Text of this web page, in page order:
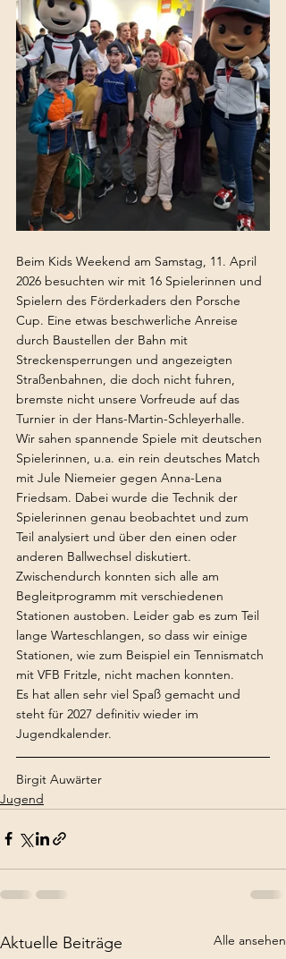
Beim Kids Weekend am Samstag, 11. April
2026 besuchten wir mit 16 Spielerinnen und
Spielern des Förderkaders den Porsche
Cup. Eine etwas beschwerliche Anreise
durch Baustellen der Bahn mit
Streckensperrungen und angezeigten
Straßenbahnen, die doch nicht fuhren,
bremste nicht unsere Vorfreude auf das
Turnier in der Hans-Martin-Schleyerhalle.
Wir sahen spannende Spiele mit deutschen
Spielerinnen, u.a. ein rein deutsches Match
mit Jule Niemeier gegen Anna-Lena
Friedsam. Dabei wurde die Technik der
Spielerinnen genau beobachtet und zum
Teil analysiert und über den einen oder
anderen Ballwechsel diskutiert.
Zwischendurch konnten sich alle am
Begleitprogramm mit verschiedenen
Stationen austoben. Leider gab es zum Teil
lange Warteschlangen, so dass wir einige
Stationen, wie zum Beispiel ein Tennismatch
mit VFB Fritzle, nicht machen konnten.
Es hat allen sehr viel Spaß gemacht und
steht für 2027 definitiv wieder im
Jugendkalender.
Birgit Auwärter
Jugend
Aktuelle Beiträge Alle ansehen